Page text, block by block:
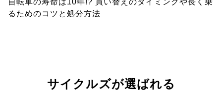
るためのコツと処分方法
サイクルズが選ばれる